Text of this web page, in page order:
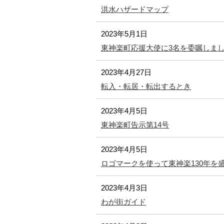
洪水ハザードマップ
2023年5月1日
東神楽町応援大使に3名を委嘱しまし
2023年4月27日
転入・転居・転出するとき
2023年4月5日
東神楽町告示第14号
2023年4月5日
ロゴマークを使って東神楽130年を
2023年4月3日
わが街ガイド